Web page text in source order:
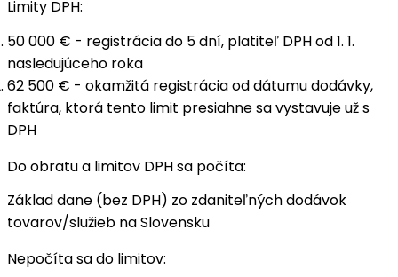
Limity DPH:
50 000 € - registráciado 5 dní, platiteľ DPH od1. 1.
nasledujúceho roka
62 500 € - okamžitá registráciaod dátumu dodávky,
faktúra, ktorá tento limit presiahne sa vystavuje už s
DPH
Do obratu a limitov DPH sa počíta:
Základ dane (bez DPH) zo zdaniteľnýchdodávok
tovarov/služieb na Slovensku
Nepočíta sa do limitov: